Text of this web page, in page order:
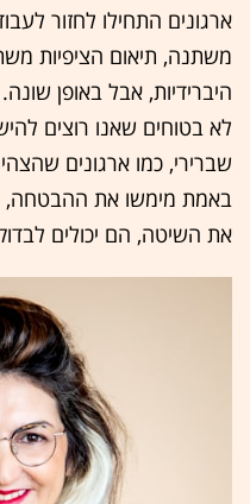
ארגונים התחילו לחזור
משתנה, תיאום הציפיות
היברידיות, אבל באופן
לא בטוחים שאנו רוצים
שברירי, כמו ארגונים
באמת מימשו את
את השיטה, הם יכולים